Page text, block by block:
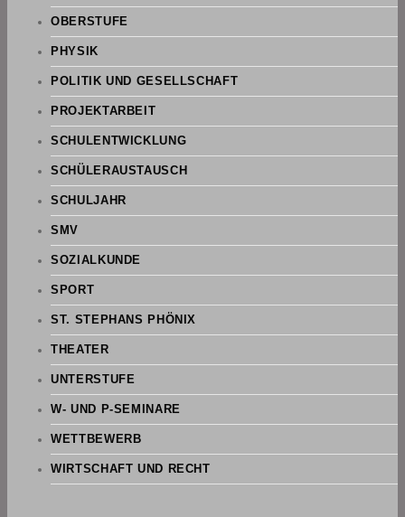
OBERSTUFE
PHYSIK
POLITIK UND GESELLSCHAFT
PROJEKTARBEIT
SCHULENTWICKLUNG
SCHÜLERAUSTAUSCH
SCHULJAHR
SMV
SOZIALKUNDE
SPORT
ST. STEPHANS PHÖNIX
THEATER
UNTERSTUFE
W- UND P-SEMINARE
WETTBEWERB
WIRTSCHAFT UND RECHT